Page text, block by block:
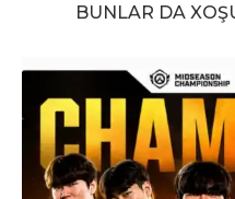
BUNLAR DA